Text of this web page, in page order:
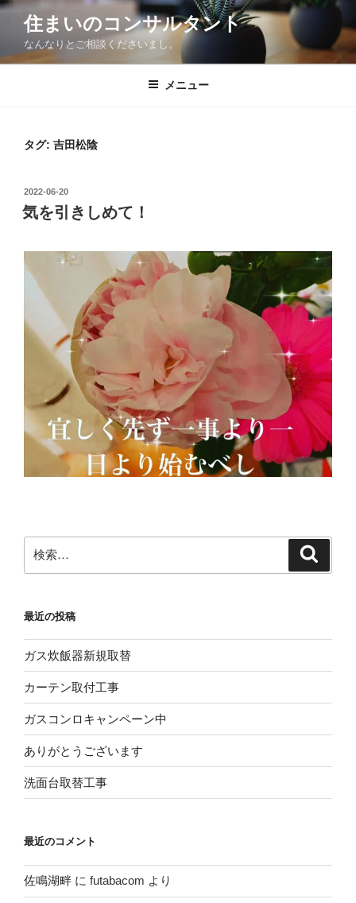
コ
ン
住まいのコンサルタント
なんなりとご相談くださいまし。
メニュー
タグ: 吉田松陰
投
稿
日:
2022-06-20
気を引きしめて！
索:
最近の投稿
ガス炊飯器新規取替
カーテン取付工事
ガスコンロキャンペーン中
ありがとうございます
洗面台取替工事
最近のコメント
佐鳴湖畔 に futabacom より